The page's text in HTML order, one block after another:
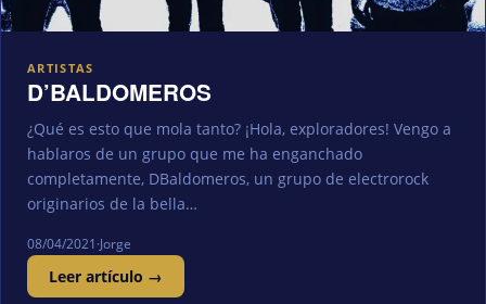
ARTISTAS
D’BALDOMEROS
¿Qué es esto que mola tanto? ¡Hola, exploradores! Vengo a
hablaros de un grupo que me ha enganchado
completamente, DBaldomeros, un grupo de electrorock
originarios de la bella…
08/04/2021·Jorge
Leer artículo →